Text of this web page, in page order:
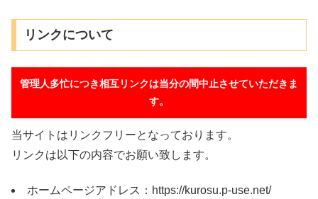
リンクについて
管理人多忙につき相互リンクは当分の間中止させていただきま
す。
当サイトはリンクフリーとなっております。
リンクは以下の内容でお願い致します。
ホームページアドレス：https://kurosu.p-use.net/